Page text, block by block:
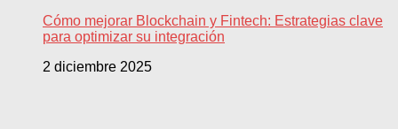
Cómo mejorar Blockchain y Fintech: Estrategias clave
para optimizar su integración
2 diciembre 2025